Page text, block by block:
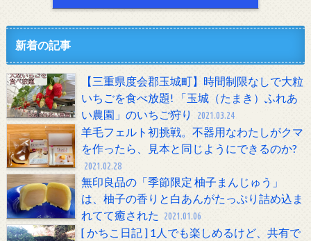
新着の記事
【三重県度会郡玉城町】時間制限なしで大粒
いちごを食べ放題! 「玉城（たまき）ふれあ
い農園」のいちご狩り
2021.03.24
羊毛フェルト初挑戦。不器用なわたしがクマ
を作ったら、見本と同じようにできるのか?
2021.02.28
無印良品の「季節限定 柚子まんじゅう」
は、柚子の香りと白あんがたっぷり詰め込ま
れてて癒された
2021.01.06
[ かちこ日記 ] 1人でも楽しめるけど、共有で